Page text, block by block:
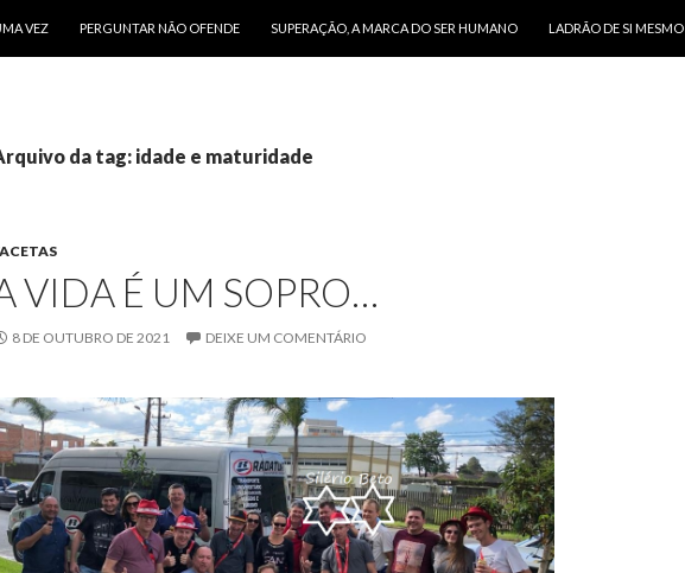
VEZ PERGUNTAR NÃO OFENDE SUPERAÇÃO, A MARCA DO SER HUMANO LADRÃO DE SI MESMO
da tag: idade e maturidade
VIDA É UM SOPRO…
8 DE OUTUBRO DE 2021 DEIXE UM COMENTÁRIO